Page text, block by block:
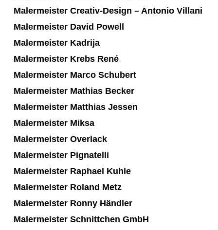
Malermeister Creativ-Design – Antonio Villani
Malermeister David Powell
Malermeister Kadrija
Malermeister Krebs René
Malermeister Marco Schubert
Malermeister Mathias Becker
Malermeister Matthias Jessen
Malermeister Miksa
Malermeister Overlack
Malermeister Pignatelli
Malermeister Raphael Kuhle
Malermeister Roland Metz
Malermeister Ronny Händler
Malermeister Schnittchen GmbH